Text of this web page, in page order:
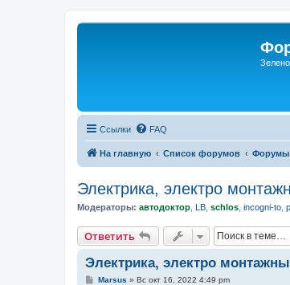
Ссылки FAQ
На главную Список форумов Форумы
Электрика, электро
Модераторы: автодоктор LB schlos incogni-to
Ответить
Электрика, электро
СMarsus » Вс окт 16, 2022 4:49 pm